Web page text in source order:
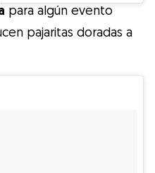
para algún evento
pajaritas doradas a